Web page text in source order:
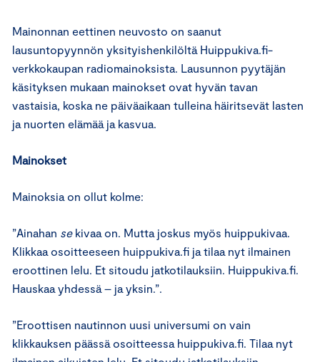
Mainonnan eettinen neuvosto on saanut
lausuntopyynnön yksityishenkilöltä Huippukiva.fi-
verkkokaupan radiomainoksista. Lausunnon pyytäjän
käsityksen mukaan mainokset ovat hyvän tavan
vastaisia, koska ne päiväaikaan tulleina häiritsevät lasten
ja nuorten elämää ja kasvua.
Mainokset
Mainoksia on ollut kolme:
”Ainahan sekivaa on. Mutta joskus myös huippukivaa.
Klikkaa osoitteeseen huippukiva.fi ja tilaa nyt ilmainen
eroottinen lelu. Et sitoudu jatkotilauksiin. Huippukiva.fi.
Hauskaa yhdessä – ja yksin.”.
”Eroottisen nautinnon uusi universumi on vain
klikkauksen päässä osoitteessa huippukiva.fi. Tilaa nyt